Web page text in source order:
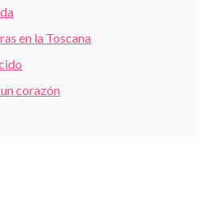
en la Toscana
corazón